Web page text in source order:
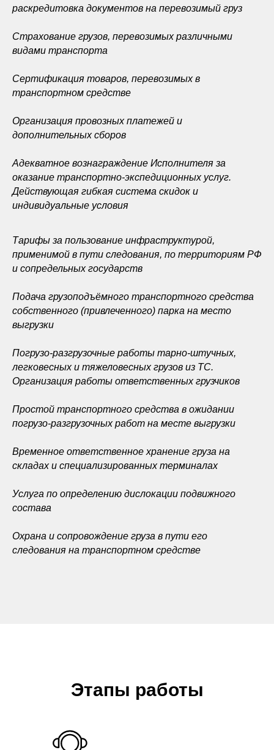
раскредитовка документов на перевозимый груз
Страхование грузов, перевозимых различными
видами транспорта
Сертификация товаров, перевозимых в
транспортном средстве
Организация провозных платежей и
дополнительных сборов
Адекватное вознаграждение Исполнителя за
оказание транспортно-экспедиционных услуг.
Действующая гибкая система скидок и
индивидуальные условия
Тарифы за пользование инфраструктурой,
применимой в пути следования, по территориям РФ
и сопредельных государств
Подача грузоподъёмного транспортного средства
собственного (привлеченного) парка на место
выгрузки
Погрузо-разгрузочные работы тарно-штучных,
легковесных и тяжеловесных грузов из ТС.
Организация работы ответственных грузчиков
Простой транспортного средства в ожидании
погрузо-разгрузочных работ на месте выгрузки
Временное ответственное хранение груза на
складах и специализированных терминалах
Услуга по определению дислокации подвижного
состава
Охрана и сопровождение груза в пути его
следования на транспортном средстве
Этапы работы